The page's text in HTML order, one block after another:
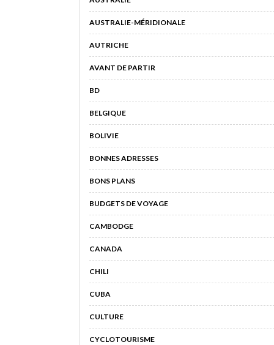
AUSTRALIE-MÉRIDIONALE
AUTRICHE
AVANT DE PARTIR
BD
BELGIQUE
BOLIVIE
BONNES ADRESSES
BONS PLANS
BUDGETS DE VOYAGE
CAMBODGE
CANADA
CHILI
CUBA
CULTURE
CYCLOTOURISME